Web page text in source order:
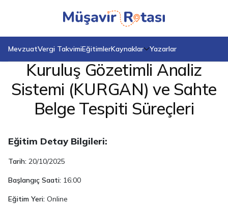
MevzuatVergi TakvimiEğitimlerKaynaklar Yazarlar
Anasayfa
Eğitimler
Kuruluş Gözetimli Analiz Sistemi (KURGAN) ve Sahte Belge Tespiti
Kuruluş Gözetimli Analiz
Sistemi (KURGAN) ve Sahte
Belge Tespiti Süreçleri
Eğitim Detay Bilgileri:
Tarih: 20/10/2025
Başlangıç Saati: 16:00
Eğitim Yeri: Online